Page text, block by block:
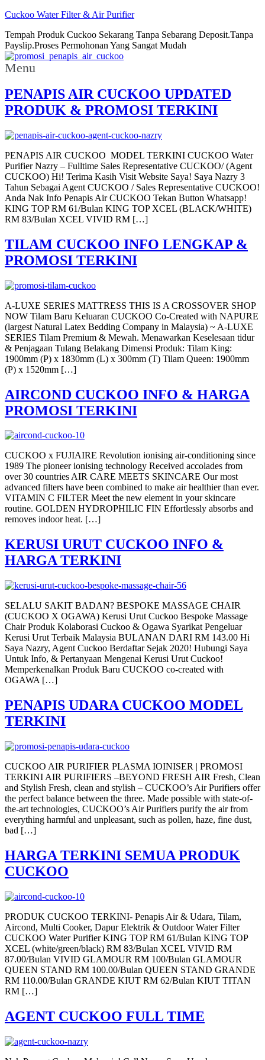
Cuckoo Water Filter & Air Purifier
Tempah Produk Cuckoo Sekarang Tanpa Sebarang Deposit.Tanpa
Payslip.Proses Permohonan Yang Sangat Mudah
Menu
PENAPIS AIR CUCKOO UPDATED
PRODUK & PROMOSI TERKINI
PENAPIS AIR CUCKOO MODEL TERKINI CUCKOO Water
Purifier Nazry – Fulltime Sales Representative CUCKOO/ (Agent
CUCKOO) Hi! Terima Kasih Visit Website Saya! Saya Nazry 3
Tahun Sebagai Agent CUCKOO / Sales Representative CUCKOO!
Anda Nak Info Penapis Air CUCKOO Tekan Button Whatsapp!
KING TOP RM 61/Bulan KING TOP XCEL (BLACK/WHITE)
RM 83/Bulan XCEL VIVID RM […]
TILAM CUCKOO INFO LENGKAP &
PROMOSI TERKINI
A-LUXE SERIES MATTRESS THIS IS A CROSSOVER SHOP
NOW Tilam Baru Keluaran CUCKOO Co-Created with NAPURE
(largest Natural Latex Bedding Company in Malaysia) ~ A-LUXE
SERIES Tilam Premium & Mewah. Menawarkan Keselesaan tidur
& Penjagaan Tulang Belakang Dimensi Produk: Tilam King:
1900mm (P) x 1830mm (L) x 300mm (T) Tilam Queen: 1900mm
(P) x 1520mm […]
AIRCOND CUCKOO INFO & HARGA
PROMOSI TERKINI
CUCKOO x FUJIAIRE Revolution ionising air-conditioning since
1989 The pioneer ionising technology Received accolades from
over 30 countries AIR CARE MEETS SKINCARE Our most
advanced filters have been combined to make air healthier than ever.
VITAMIN C FILTER Meet the new element in your skincare
routine. GOLDEN HYDROPHILIC FIN Effortlessly absorbs and
removes indoor heat. […]
KERUSI URUT CUCKOO INFO &
HARGA TERKINI
SELALU SAKIT BADAN? BESPOKE MASSAGE CHAIR
(CUCKOO X OGAWA) Kerusi Urut Cuckoo Bespoke Massage
Chair Produk Kolaborasi Cuckoo & Ogawa Syarikat Pengeluar
Kerusi Urut Terbaik Malaysia BULANAN DARI RM 143.00 Hi
Saya Nazry, Agent Cuckoo Berdaftar Sejak 2020! Hubungi Saya
Untuk Info, & Pertanyaan Mengenai Kerusi Urut Cuckoo!
Memperkenalkan Produk Baru CUCKOO co-created with
OGAWA […]
PENAPIS UDARA CUCKOO MODEL
TERKINI
CUCKOO AIR PURIFIER PLASMA IOINISER | PROMOSI
TERKINI AIR PURIFIERS –BEYOND FRESH AIR Fresh, Clean
and Stylish Fresh, clean and stylish – CUCKOO’s Air Purifiers offer
the perfect balance between the three. Made possible with state-of-
the-art technologies, CUCKOO’s Air Purifiers purify the air from
everything harmful and unpleasant, such as pollen, haze, fine dust,
bad […]
HARGA TERKINI SEMUA PRODUK
CUCKOO
PRODUK CUCKOO TERKINI- Penapis Air & Udara, Tilam,
Aircond, Multi Cooker, Dapur Elektrik & Outdoor Water Filter
CUCKOO Water Purifier KING TOP RM 61/Bulan KING TOP
XCEL (white/green/black) RM 83/Bulan XCEL VIVID RM
87.00/Bulan VIVID GLAMOUR RM 100/Bulan GLAMOUR
QUEEN STAND RM 100.00/Bulan QUEEN STAND GRANDE
RM 110.00/Bulan GRANDE KIUT RM 62/Bulan KIUT TITAN
RM […]
AGENT CUCKOO FULL TIME